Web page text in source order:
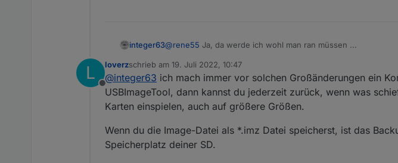
integer63@rene55 Ja, da werde ich wohl man ran müssen ...
L
Offline
loverzschrieb am 19. Juli 2022, 10:47
zuletzt editiert von
@integer63 ich mach immer vor solchen Großänderungen ein
USBImageTool, dann kannst du jederzeit zurück, wenn was
Karten einspielen, auch auf größere Größen.
Wenn du die Image-Datei als *.imz Datei speicherst, ist das
Speicherplatz deiner SD.